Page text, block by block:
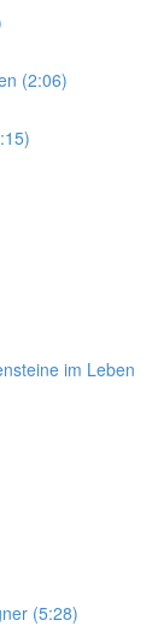
(2:06)
im Leben
(5:28)